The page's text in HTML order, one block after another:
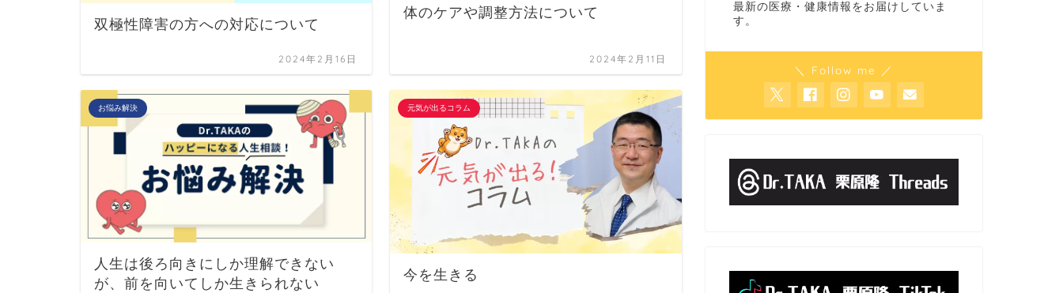
双極性障害の方への対応について
2024年2月16日
体のケアや調整方法について
2024年2月11日
お悩み解決
人生は後ろ向きにしか理解できない
が、前を向いてしか生きられない
元気が出るコラム
今を生きる
最新の医療・健康情報をお届けしていま
す。
＼ Follow me ／